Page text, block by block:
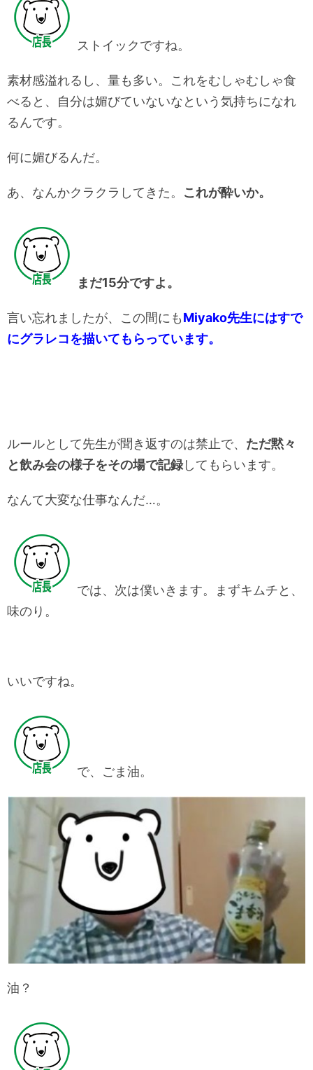
ストイックですね。
素材感溢れるし、量も多い。これをむしゃむしゃ食
べると、自分は媚びていないなという気持ちになれ
るんです。
何に媚びるんだ。
あ、なんかクラクラしてきた。 これが酔いか。
まだ15分ですよ。
言い忘れましたが、この間にもMiyako先生にはすで
にグラレコを描いてもらっています。
ルールとして先生が聞き返すのは禁止で、 ただ黙々
と飲み会の様子をその場で記録してもらいます。
なんて大変な仕事なんだ…。
では、次は僕いきます。まずキムチと、
味のり。
いいですね。
で、ごま油。
油？